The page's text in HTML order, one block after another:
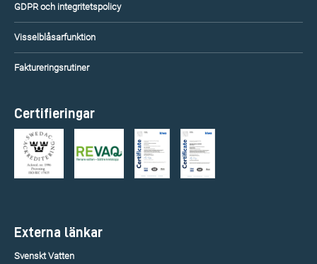
GDPR och integritetspolicy
Visselblåsarfunktion
Faktureringsrutiner
Certifieringar
Externa länkar
Svenskt Vatten